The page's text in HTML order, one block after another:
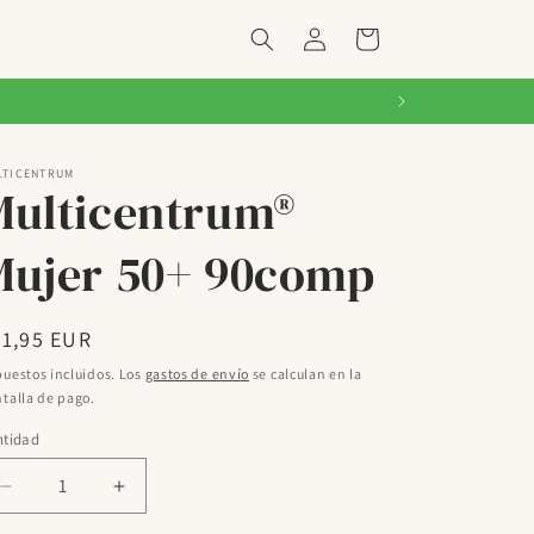
sesión
Carrito
50+ 90comp
EUR
incluidos. Los gastos de envío se calculan en la
de pago.
Reducir
cantidad
Aumentar
cantidad